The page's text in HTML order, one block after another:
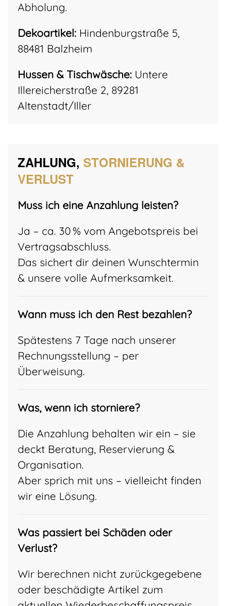
Abholung.
Dekoartikel: Hindenburgstraße 5,
88481 Balzheim
Hussen & Tischwäsche: Untere
Illereicherstraße 2, 89281
Altenstadt/Iller
ZAHLUNG, STORNIERUNG &
VERLUST
Muss ich eine Anzahlung leisten?
Ja – ca. 30 % vom Angebotspreis bei
Vertragsabschluss.
Das sichert dir deinen Wunschtermin
& unsere volle Aufmerksamkeit.
Wann muss ich den Rest bezahlen?
Spätestens 7 Tage nach unserer
Rechnungsstellung – per
Überweisung.
Was, wenn ich storniere?
Die Anzahlung behalten wir ein – sie
deckt Beratung, Reservierung &
Organisation.
Aber sprich mit uns – vielleicht finden
wir eine Lösung.
Was passiert bei Schäden oder
Verlust?
Wir berechnen nicht zurückgegebene
oder beschädigte Artikel zum